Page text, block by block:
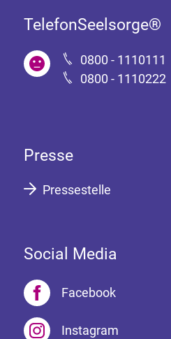
TelefonSeelsorge®
0800 - 1110111
0800 - 1110222
Presse
Pressestelle
Social Media
Facebook
Instagram